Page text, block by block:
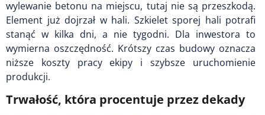
wylewanie betonu na miejscu, tutaj nie są przeszkodą.
Element już dojrzał w hali. Szkielet sporej hali potrafi
stanąć w kilka dni, a nie tygodni. Dla inwestora to
wymierna oszczędność. Krótszy czas budowy oznacza
niższe koszty pracy ekipy i szybsze uruchomienie
produkcji.
Trwałość, która procentuje przez dekady